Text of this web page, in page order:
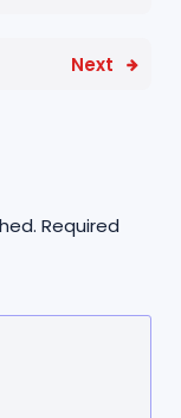
Next
Required